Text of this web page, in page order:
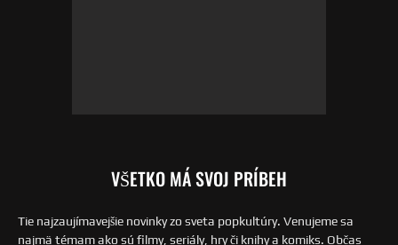
VŠETKO MÁ SVOJ PRÍBEH
Tie najzaujímavejšie novinky zo sveta popkultúry. Venujeme sa
najmä témam ako sú filmy, seriály, hry či knihy a komiks. Občas